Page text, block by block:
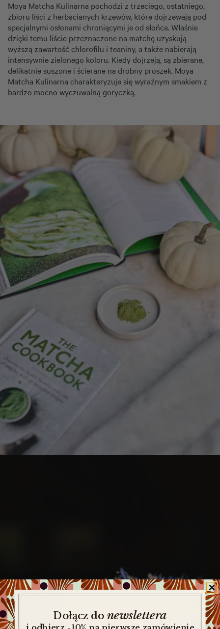
Moya Matcha Kulinarna pochodzi z trzeciego, ostatniego,
zbioru liści z herbacianych krzewów, które dojrzewają pod
specjalnymi osłonami chroniącymi je od słońca. Właśnie
dzięki temu liście przeznaczone na matchę uzyskują
wyższą zawartość chlorofilu i teaniny, a także nabierają
intensywnie zielonego koloru. Kiedy dojrzeją, są zbierane,
delikatnie suszone i ścierane na drobny proszek. Moya
Matcha Kulinarna charakteryzuje się wyraźnym smakiem z
bardzo mocno wyczuwalną goryczką.
Dołącz do newslettera